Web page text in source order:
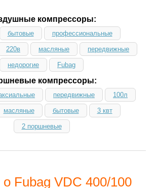
компрессоры:
бытовые профессиональные
220в масляные передвижные
недорогие Fubag
компрессоры:
передвижные 100л
масляные бытовые 3 квт
2 поршневые
Fubag VDC 400/100